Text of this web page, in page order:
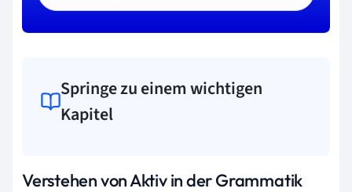
Springe zu einem wichtigen
Kapitel
Verstehen von Aktiv in der Grammatik